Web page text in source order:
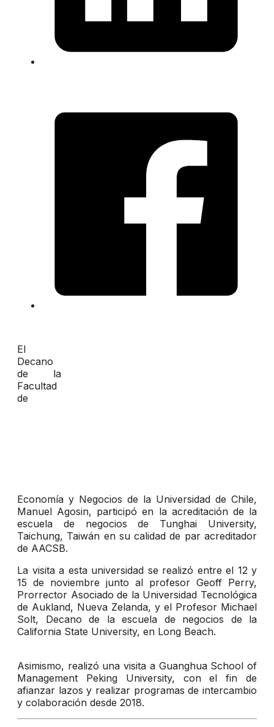
El
Decano
de la
Facultad
de
Economía y Negocios de la Universidad de Chile,
Manuel Agosin, participó en la acreditación de la
escuela de negocios de Tunghai University,
Taichung, Taiwán en su calidad de par acreditador
de AACSB.
La visita a esta universidad se realizó entre el 12 y
15 de noviembre junto al profesor Geoff Perry,
Prorrector Asociado de la Universidad Tecnológica
de Aukland, Nueva Zelanda, y el Profesor Michael
Solt, Decano de la escuela de negocios de la
California State University, en Long Beach.
Asimismo, realizó una visita a Guanghua School of
Management Peking University, con el fin de
afianzar lazos y realizar programas de intercambio
y colaboración desde 2018.